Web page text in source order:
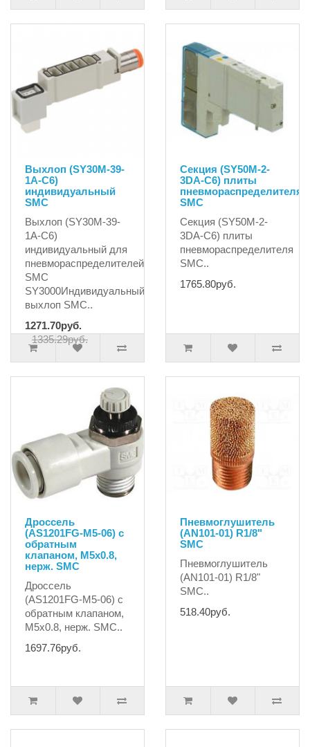
Выхлоп (SY30M-39-
1A-C6)
индивидуальный
SMC
Выхлоп (SY30M-39-
1A-C6)
индивидуальный для
пневмораспределителей
SMC
SY3000Индивидуальный
выхлоп SMC..
1271.70руб.
1335.29руб.
Секция (SY50M-2-
3DA-C6) плиты
пневмораспределителя
SMC
Секция (SY50M-2-
3DA-C6) плиты
пневмораспределителя
SMC..
1765.80руб.
Дроссель
(AS1201FG-M5-06) с
обратным
клапаном, М5х0.8,
нерж. SMC
Дроссель
(AS1201FG-M5-06) с
обратным клапаном,
М5х0.8, нерж. SMC..
1697.76руб.
Пневмоглушитель
(AN101-01) R1/8"
SMC
Пневмоглушитель
(AN101-01) R1/8"
SMC..
518.40руб.